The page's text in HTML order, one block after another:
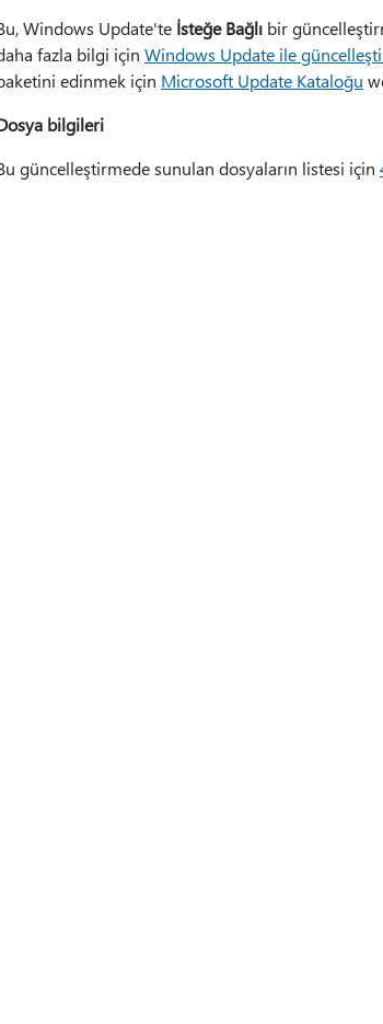
Windows Update'te İsteğe Bağlı bir
fazla bilgi için Windows Update ile
edinmek için Microsoft Update Kataloğu
bilgileri
güncelleştirmede sunulan dosyaların listesi için